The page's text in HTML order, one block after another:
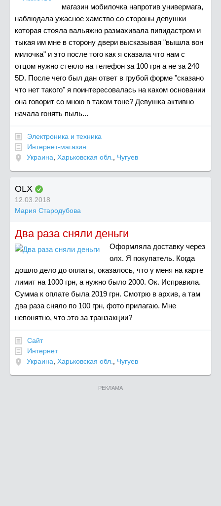
магазин мобилочка напротив универмага,
наблюдала ужасное хамство со стороны девушки
которая стояла вальяжно размахивала пипидастром и
тыкая им мне в сторону двери высказывая "вышла вон
милочка" и это после того как я сказала что нам с
отцом нужно стекло на телефон за 100 грн а не за 240
5D. После чего был дан ответ в грубой форме "сказано
что нет такого" я поинтересовалась на каком основании
она говорит со мною в таком тоне? Девушка активно
начала гонять пыль...
Электроника и техника
Интернет-магазин
Украина, Харьковская обл., Чугуев
OLX
12.03.2018
Мария Стародубова
Два раза сняли деньги
Оформляла доставку через
олх. Я покупатель. Когда
дошло дело до оплаты, оказалось, что у меня на карте
лимит на 1000 грн, а нужно было 2000. Ок. Исправила.
Сумма к оплате была 2019 грн. Смотрю в архив, а там
два раза сняло по 100 грн, фото прилагаю. Мне
непонятно, что это за транзакции?
Сайт
Интернет
Украина, Харьковская обл., Чугуев
РЕКЛАМА